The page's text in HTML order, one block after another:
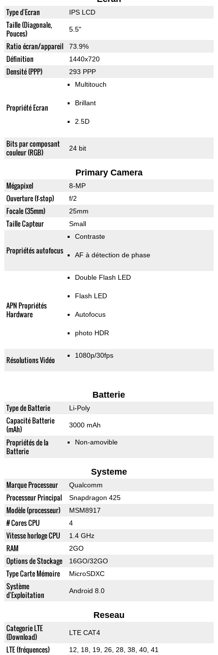
Type d'Ecran IPS LCD
Taille (Diagonale,
Pouces)
5.5"
Ratio écran/appareil 73.9%
Définition 1440x720
Densité (PPP) 293 PPP
Propriété Ecran
Multitouch
Brillant
2.5D
Bits par composant
couleur (RGB)
24 bit
Primary Camera
Mégapixel 8-MP
Ouverture (f-stop) f/2
Focale (35mm) 25mm
Taille Capteur Small
Propriétés autofocus
Contraste
AF à détection de phase
APN Propriétés
Hardware
Double Flash LED
Flash LED
Autofocus
photo HDR
Résolutions Vidéo 1080p/30fps
Batterie
Type de Batterie Li-Poly
Capacité Batterie
(mAh)
3000 mAh
Propriétés de la
Batterie
Non-amovible
Systeme
Marque Processeur Qualcomm
Processeur Principal Snapdragon 425
Modèle (processeur) MSM8917
# Cores CPU 4
Vitesse horloge CPU 1.4 GHz
RAM 2GO
Options de Stockage 16GO/32GO
Type Carte Mémoire MicroSDXC
Système
d'Exploitation
Android 8.0
Reseau
Categorie LTE
(Download)
LTE CAT4
LTE (fréquences) 12, 18, 19, 26, 28, 38, 40, 41